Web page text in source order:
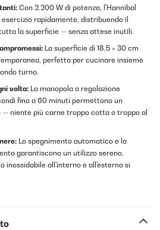
Con 2.200 W di potenza, l'Hannibal
rapidamente, distribuendo il
la superficie — senza attese inutili.
La superficie di 18,5 × 30 cm
perfetta per cucinare insieme
turno.
volta: La manopola a regolazione
fino a 60 minuti permettono un
niente più carne troppo cotta o troppo al
Lo spegnimento automatico e la
garantiscono un utilizzo sereno,
inossidabile all'interno e all'esterno si